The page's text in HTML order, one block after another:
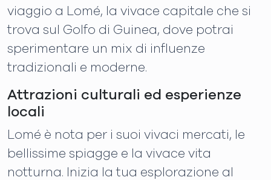
viaggio a Lomé, la vivace capitale che si
trova sul Golfo di Guinea, dove potrai
sperimentare un mix di influenze
tradizionali e moderne.
Attrazioni culturali ed esperienze
locali
Lomé è nota per i suoi vivaci mercati, le
bellissime spiagge e la vivace vita
notturna. Inizia la tua esplorazione al